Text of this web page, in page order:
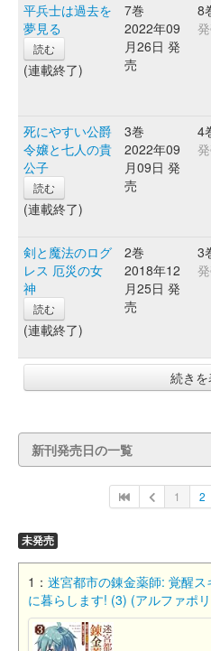
平兵士は過去を
夢見る
読む
(連載終了)
7巻
2022年09
月26日 発
売
8
死にやすい公爵
令嬢と七人の貴
公子
読む
(連載終了)
3巻
2022年09
月09日 発
売
4
剣と魔法のログ
レス 厄災の女
神
読む
(連載終了)
2巻
2018年12
月25日 発
売
3
続き
新刊発売日の一覧
1 2
未発売
1： 迷宮都市の錬金薬師: 覚醒
に暮らします! (3) (アルファポ